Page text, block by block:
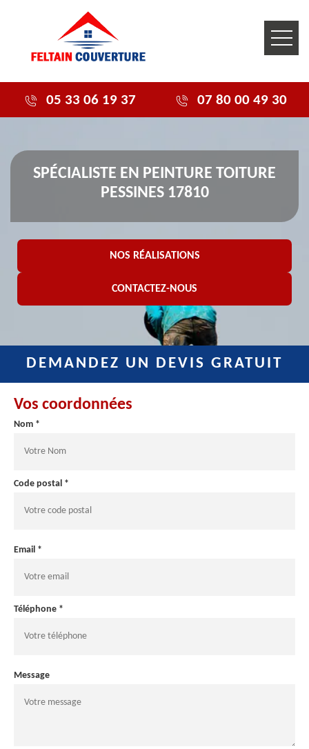
05 33 06 19 37 07 80 00 49 30
SPÉCIALISTE EN PEINTURE TOITURE
PESSINES 17810
NOS RÉALISATIONS
CONTACTEZ-NOUS
DEMANDEZ UN DEVIS GRATUIT
Vos coordonnées
Nom *
Code postal *
Email *
Téléphone *
Message